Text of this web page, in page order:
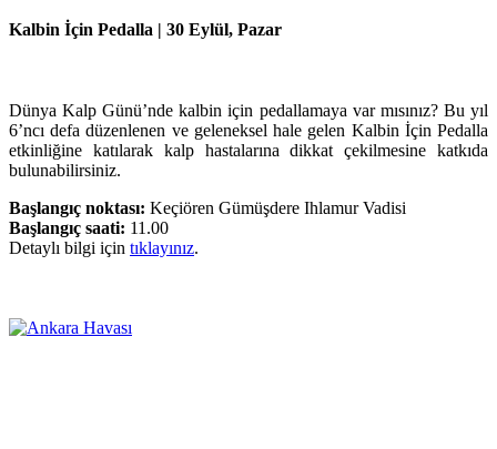
Kalbin İçin Pedalla | 30 Eylül, Pazar
Dünya Kalp Günü’nde kalbin için pedallamaya var mısınız? Bu yıl
6’ncı defa düzenlenen ve geleneksel hale gelen Kalbin İçin Pedalla
etkinliğine katılarak kalp hastalarına dikkat çekilmesine katkıda
bulunabilirsiniz.
Başlangıç noktası: Keçiören Gümüşdere Ihlamur Vadisi
Başlangıç saati: 11.00
Detaylı bilgi için tıklayınız.